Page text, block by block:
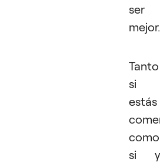
ser
mejor.
Tanto
si
estás
como
si